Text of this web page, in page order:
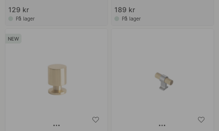
129 kr
På lager
189 kr
På lager